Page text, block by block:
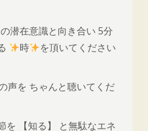
潜在意識と向き合い 5分
時 を頂いてください
声を ちゃんと聴いてくだ
を 【知る】 と無駄なエネ